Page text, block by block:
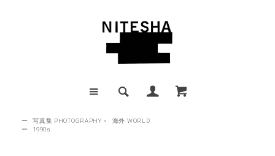
ー 写真集 PHOTOGRAPHY >
海外 WORLD
ー
1990s